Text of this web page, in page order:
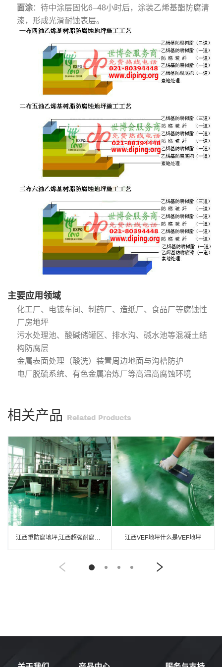
面涂‌：待中涂层固化6–48小时后，涂装乙烯基酯防腐清
漆，形成光滑耐蚀表层。
主要应用领域
化工厂、电镀车间、制药厂、造纸厂、食品厂等腐蚀性
厂房地坪
污水处理池、酸碱储罐区、排水沟、碱水池等混凝土结
构防腐层
金属表面处理（酸洗）装置周边地面与沟槽防护
电厂脱硫系统、有色金属冶炼厂等高温高腐蚀环境
相关产品 Related Products
江西重防腐地坪,江西超强耐腐蚀涂料 江西VEF地坪什么是VEF地坪